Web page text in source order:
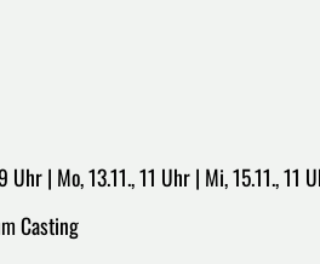
Uhr | Mo, 13.11., 11 Uhr | Mi, 15.11., 11
Casting